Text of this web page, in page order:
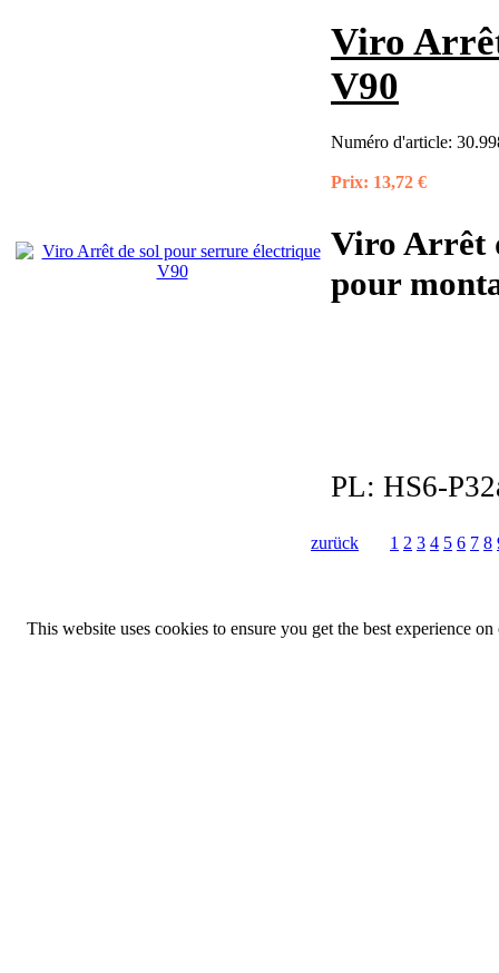
Viro
V90
Numéro d'article:
Prix: 13,72 €
Viro Arrêt
pour
PL: HS6-
zurück 1 2 3 4 5 6 7 8
This website uses cookies to ensure you get the best experience